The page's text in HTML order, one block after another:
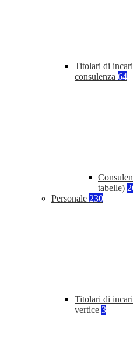
Titolari di
consulenza 64
tabelle)
Personale 230
Titolari di
vertice 3